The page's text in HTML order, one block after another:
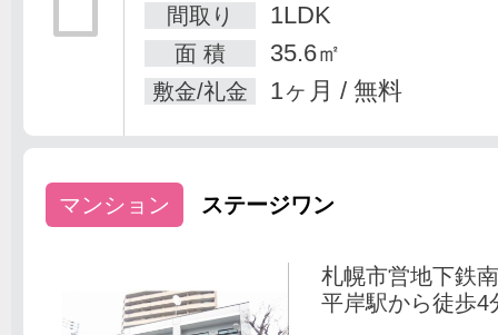
間取り
1LDK
面 積 35.6㎡
敷金/礼金 1ヶ月 / 無料
マンション ステージワン
札幌市営地下鉄
平岸駅から徒歩4